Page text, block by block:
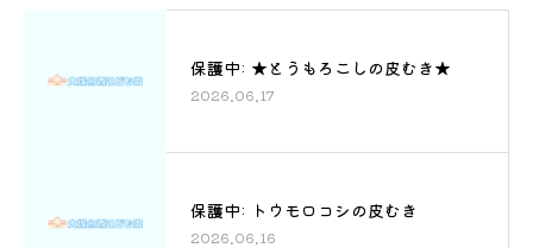
保護中: ★とうもろこしの皮むき★
2026.06.17
保護中: トウモロコシの皮むき
2026.06.16